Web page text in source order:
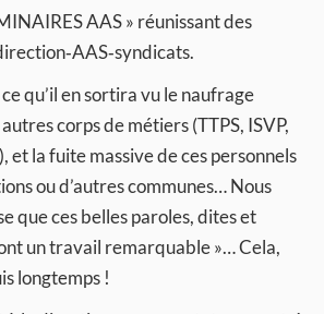
AAS » réunissant des
qu’il en sortira vu le naufrage
corps de métiers (TTPS, ISVP,
et la fuite massive de ces personnels
ou d’autres communes… Nous
que ces belles paroles, dites et
un travail remarquable »… Cela,
longtemps !